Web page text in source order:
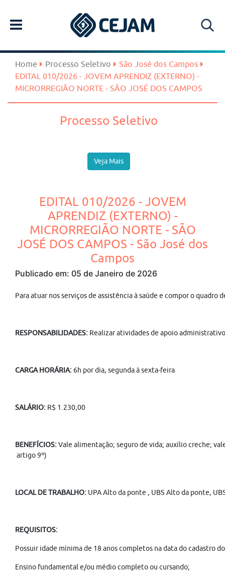
Home Processo Seletivo
São José dos Campos
EDITAL 010/2026 - JOVEM APRENDIZ (EXTERNO) -
MICRORREGIÃO NORTE - SÃO JOSÉ DOS CAMPOS
Processo Seletivo
Veja Mais
EDITAL 010/2026 - JOVEM
APRENDIZ (EXTERNO) -
MICRORREGIÃO NORTE - SÃO
JOSÉ DOS CAMPOS - São José dos
Campos
Publicado em: 05 de Janeiro de 2026
Para atuar nos serviços de assistência à saúde e compor o
RESPONSABILIDADES: Realizar atividades de apoio
CARGA HORÁRIA: 6h por dia, segunda à sexta-feira
SALÁRIO: R$ 1.230,00
BENEFÍCIOS:Vale alimentação; seguro de vida; auxílio creche;
artigo 9º)
LOCAL DE TRABALHO: UPA Alto da ponte , UBS Alto da ponte,
REQUISITOS:
Possuir idade mínima de 18 anos completos na data do cadastro
Ensino fundamental e/ou médio completo ou cursando;